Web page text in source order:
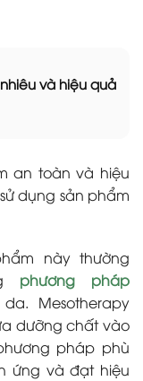
và hiệu quả
an toàn và hiệu
dụng sản phẩm
này thường
phương pháp
Mesotherapy
dưỡng chất vào
pháp phù
ứng và đạt hiệu